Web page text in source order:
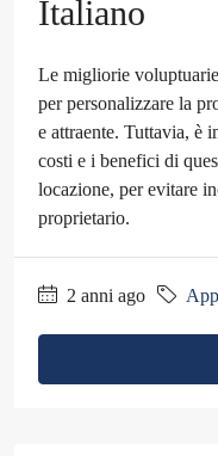
Italiano
Le migliorie
per personalizzare la
e attraente. Tuttavia, è
costi e i benefici di
locazione, per evitare
proprietario.
2 anni ago